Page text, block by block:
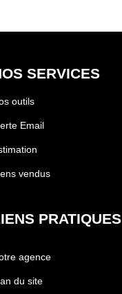
SERVICES
outils
Email
vendus
PRATIQUES
agence
du site